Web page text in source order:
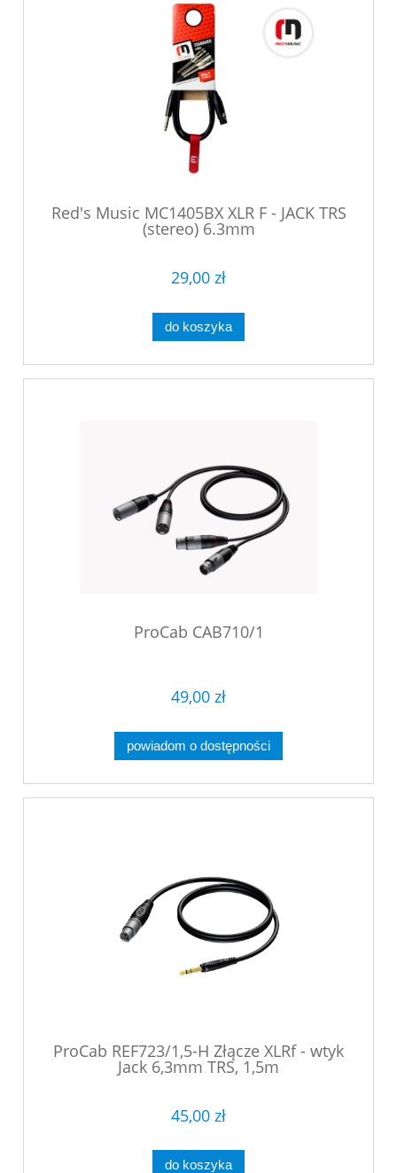
Red's Music MC1405BX XLR F - JACK TRS
(stereo) 6.3mm
29,00 zł
do koszyka
ProCab CAB710/1
49,00 zł
powiadom o dostępności
ProCab REF723/1,5-H Złącze XLRf - wtyk
Jack 6,3mm TRS, 1,5m
45,00 zł
do koszyka